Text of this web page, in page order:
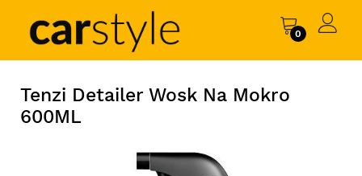
0
Tenzi Detailer Wosk Na Mokro
600ML